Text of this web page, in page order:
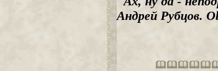
Андрей Рубцов.